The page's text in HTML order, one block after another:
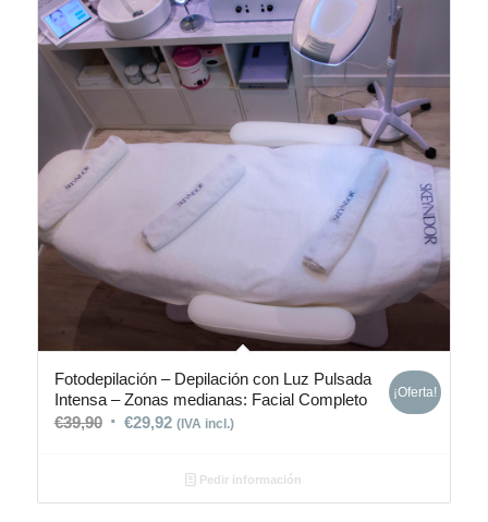
Fotodepilación – Depilación con Luz Pulsada
Intensa – Zonas medianas: Facial Completo
€39,90 €29,92 (IVA incl.)
¡Oferta!
Pedir información